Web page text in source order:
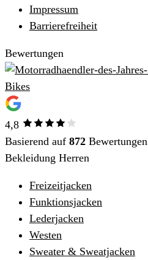
Impressum
Barrierefreiheit
Bewertungen
4,8
Basierend auf 872 Bewertungen
Bekleidung Herren
Freizeitjacken
Funktionsjacken
Lederjacken
Westen
Sweater & Sweatjacken